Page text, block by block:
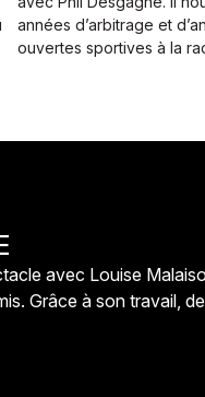
années d’arbitrage et
ouvertes sportives à la
avec Louise
Grâce à son travail,